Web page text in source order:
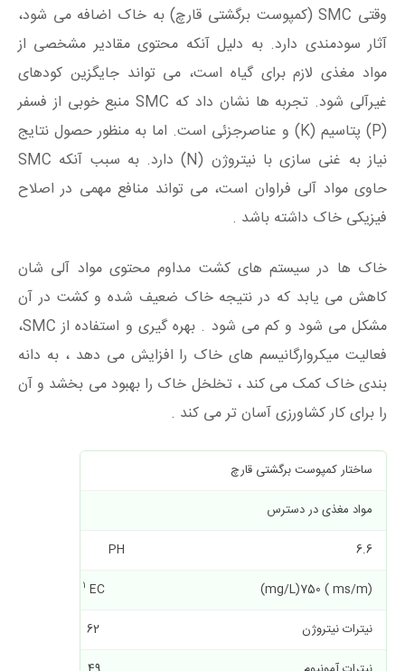
وقتی SMC (کمپوست برگشتی قارچ) به خاک اضافه می شود،
آثار سودمندی دارد. به دلیل آنکه محتوی مقادیر مشخصی از
مواد مغذی لازم برای گیاه است، می تواند جایگزین کودهای
غیرآلی شود. تجربه ها نشان داد که SMC منبع خوبی از فسفر
(P) پتاسیم (K) و عناصرجزئی است. اما به منظور حصول نتایج
نیاز به غنی سازی با نیتروژن (N) دارد. به سبب آنکه SMC
حاوی مواد آلی فراوان است، می تواند منافع مهمی در اصلاح
فیزیکی خاک داشته باشد .
خاک ها در سیستم های کشت مداوم محتوی مواد آلی شان
کاهش می یابد که در نتیجه خاک ضعیف شده و کشت در آن
مشکل می شود و کم می شود . بهره گیری و استفاده از SMC،
فعالیت میکروارگانیسم های خاک را افزایش می دهد ، به دانه
بندی خاک کمک می کند ، تخلخل خاک را بهبود می بخشد و آن
را برای کار کشاورزی آسان تر می کند .
ساختار کمپوست برگشتی قارچ
مواد مغذی در دسترس
PH 6.6
(ms/m )
1 EC (mg/L)750
نیترات نیتروژن 62